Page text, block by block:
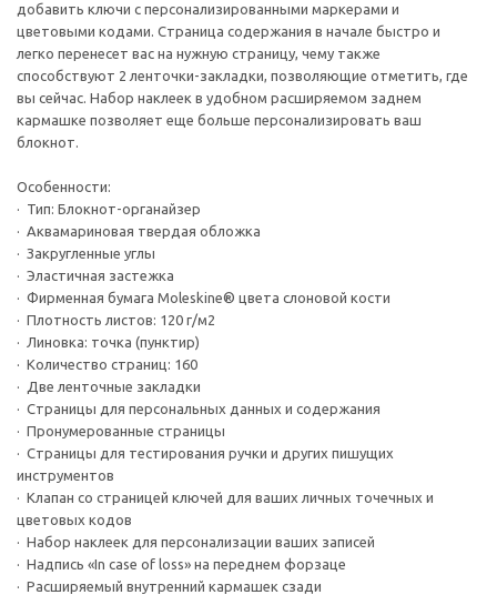
добавить ключи с персонализированными маркерами и
цветовыми кодами. Страница содержания в начале быстро и
легко перенесет вас на нужную страницу, чему также
способствуют 2 ленточки-закладки, позволяющие отметить, где
вы сейчас. Набор наклеек в удобном расширяемом заднем
кармашке позволяет еще больше персонализировать ваш
блокнот.
Особенности:
· Тип: Блокнот-органайзер
· Аквамариновая твердая обложка
· Закругленные углы
· Эластичная застежка
· Фирменная бумага Moleskine® цвета слоновой кости
· Плотность листов: 120 г/м2
· Линовка: точка (пунктир)
· Количество страниц: 160
· Две ленточные закладки
· Страницы для персональных данных и содержания
· Пронумерованные страницы
· Страницы для тестирования ручки и других пишущих
инструментов
· Клапан со страницей ключей для ваших личных точечных и
цветовых кодов
· Набор наклеек для персонализации ваших записей
· Надпись «In case of loss» на переднем форзаце
· Расширяемый внутренний кармашек сзади